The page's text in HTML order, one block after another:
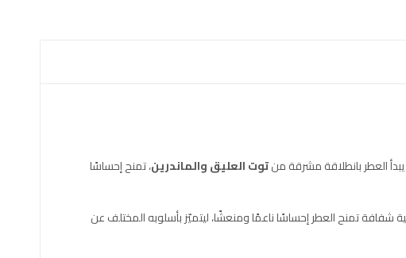
العطر بانطلاقة مشرقة منتوت العليق والماندرين، تمنح إحساسًا
شفافة تمنح العطر إحساسًا ناعمًا ومنعشًا، ليتميّز بأسلوبه المختلف عن